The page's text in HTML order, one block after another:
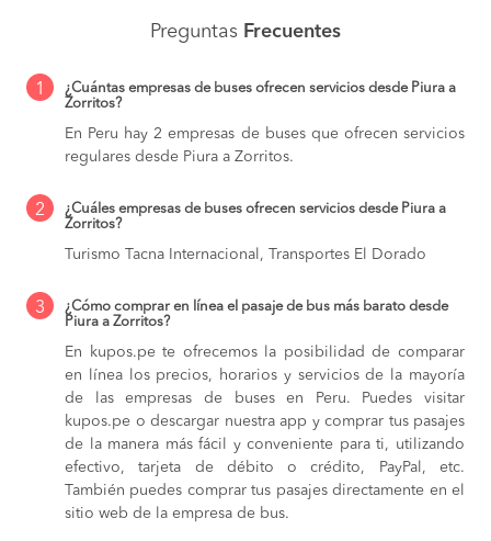
Preguntas Frecuentes
1
¿Cuántas empresas de buses ofrecen servicios desde Piura a
Zorritos?
En Peru hay 2 empresas de buses que ofrecen servicios
regulares desde Piura a Zorritos.
2
¿Cuáles empresas de buses ofrecen servicios desde Piura a
Zorritos?
Turismo Tacna Internacional, Transportes El Dorado
3
¿Cómo comprar en línea el pasaje de bus más barato desde
Piura a Zorritos?
En kupos.pe te ofrecemos la posibilidad de comparar
en línea los precios, horarios y servicios de la mayoría
de las empresas de buses en Peru. Puedes visitar
kupos.pe o descargar nuestra app y comprar tus pasajes
de la manera más fácil y conveniente para ti, utilizando
efectivo, tarjeta de débito o crédito, PayPal, etc.
También puedes comprar tus pasajes directamente en el
sitio web de la empresa de bus.